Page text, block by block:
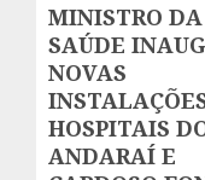
Next
post:
MINISTRO DA
SAÚDE
NOVAS
HOSPITAIS
ANDARAÍ E